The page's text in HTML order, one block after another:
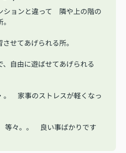
ョンと違って 隣や上の階の
せてあげられる所。
自由に遊ばせてあげられる
家事のストレスが軽くなっ
々。。 良い事ばかりです